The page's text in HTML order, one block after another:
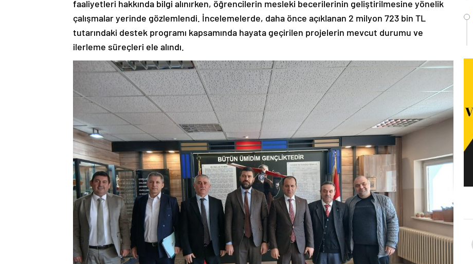
faaliyetleri hakkında bilgi alınırken, öğrencilerin mesleki becerilerinin geliştirilmesine yönelik
çalışmalar yerinde gözlemlendi. İncelemelerde, daha önce açıklanan 2 milyon 723 bin TL
tutarındaki destek programı kapsamında hayata geçirilen projelerin mevcut durumu ve
ilerleme süreçleri ele alındı.